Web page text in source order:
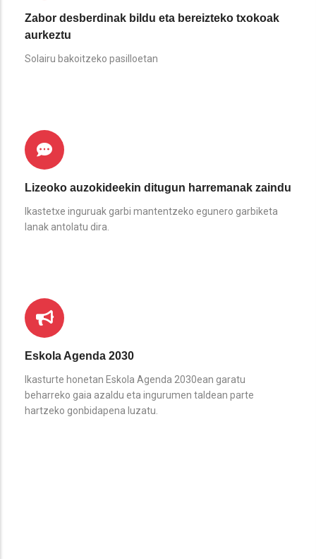
Zabor desberdinak bildu eta bereizteko txokoak
aurkeztu
Solairu bakoitzeko pasilloetan
Lizeoko auzokideekin ditugun harremanak zaindu
Ikastetxe inguruak garbi mantentzeko egunero garbiketa
lanak antolatu dira.
Eskola Agenda 2030
Ikasturte honetan Eskola Agenda 2030ean garatu
beharreko gaia azaldu eta ingurumen taldean parte
hartzeko gonbidapena luzatu.